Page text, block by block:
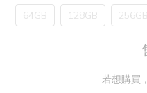
64GB 128GB 256GB
若想購買